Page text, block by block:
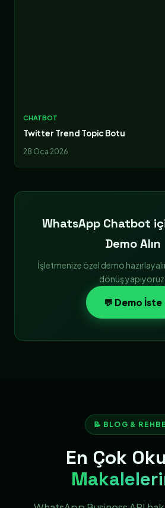
CHATBOT
Twitter Trend Topic Botu
28 Oca 2026
WhatsApp Chatbot
Demo Alın
İşletmenize özel demo
dönüş yapıyoruz.
💬 Demo İste
📝 BLOG &
En Çok